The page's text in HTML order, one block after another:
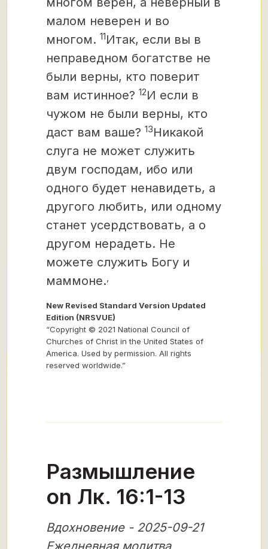
малом неверен и во
многом. 11Итак, если вы в
неправедном богатстве не
были верны, кто поверит
вам истинное? 12И если в
чужом не были верны, кто
даст вам ваше? 13Никакой
слуга не может служить
двум господам, ибо или
одного будет ненавидеть, а
другого любить, или одному
станет усердствовать, а о
другом нерадеть. Не
можете служить Богу и
маммоне.
New Revised Standard Version Updated
Edition (NRSVUE)
“Copyright © 2021 National Council of
Churches of Christ in the United States of
America. Used by permission. All rights
reserved worldwide.”
Размышление
on Лк. 16:1-13
Вдохновение - 2025-09-21
Ежедневная молитва